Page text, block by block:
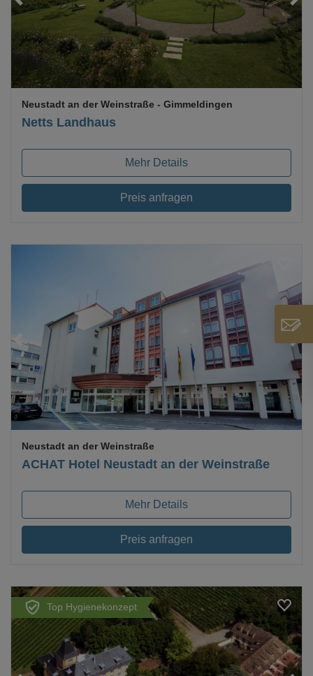
Netts Landhaus
Neustadt an der Weinstraße - Gimmeldingen
Mehr Details
Preis anfragen
Loading...
ACHAT Hotel Neustadt an der Weinstraße
Neustadt an der Weinstraße
Mehr Details
Preis anfragen
Top Hygienekonzept